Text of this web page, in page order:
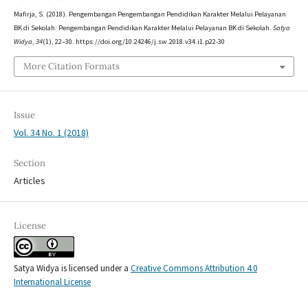
Mafirja, S. (2018). Pengembangan Pengembangan Pendidikan Karakter Melalui Pelayanan
BK di Sekolah: Pengembangan Pendidikan Karakter Melalui Pelayanan BK di Sekolah. Satya
Widya, 34(1), 22–30. https://doi.org/10.24246/j.sw.2018.v34.i1.p22-30
More Citation Formats
Issue
Vol. 34 No. 1 (2018)
Section
Articles
License
Satya Widya is licensed under a Creative Commons Attribution 4.0
International License